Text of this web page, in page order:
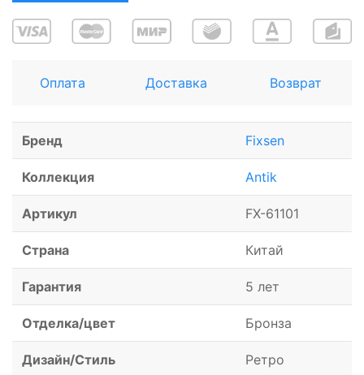
Оплата Доставка Возврат
Бренд Fixsen
Коллекция Antik
Артикул FX-61101
Страна Китай
Гарантия 5 лет
Отделка/цвет Бронза
Дизайн/Стиль Ретро